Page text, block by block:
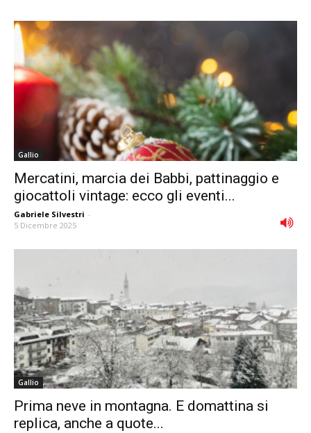
Gallio
Mercatini, marcia dei Babbi, pattinaggio e
giocattoli vintage: ecco gli eventi...
Gabriele Silvestri -
5 Dicembre 2025
Gallio
Prima neve in montagna. E domattina si
replica, anche a quote...